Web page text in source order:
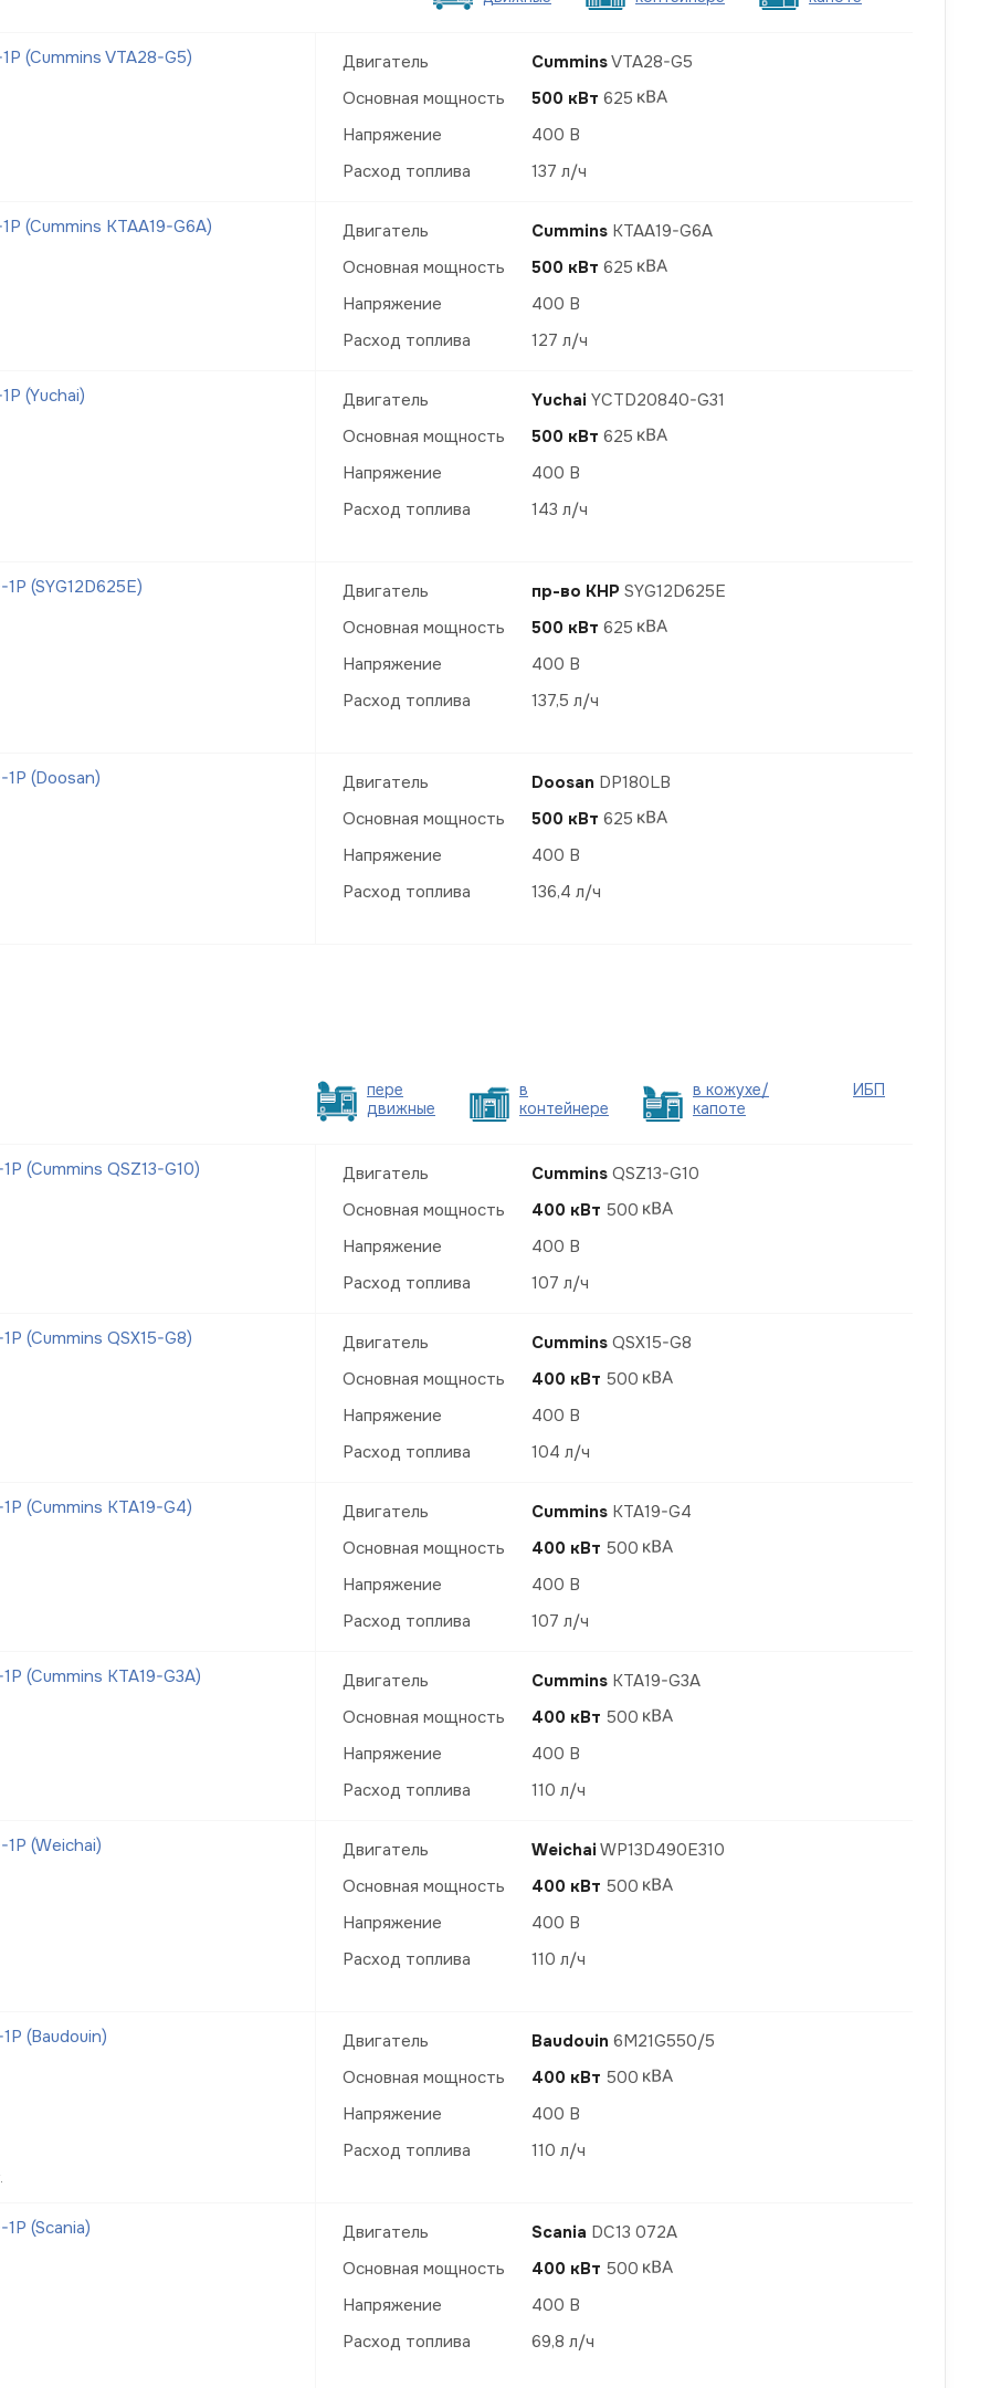
(Cummins VTA28-G5) Двигатель CumminsVTA28-G5
Основная мощность
500 кВт 625
Напряжение
400 В
Расход топлива
137 л/ч
(Cummins KTAA19-G6A) Двигатель Cummins KTAA19-G6A
Основная мощность
500 кВт 625
Напряжение
400 В
Расход топлива
127 л/ч
(Yuchai) Двигатель Yuchai YCTD20840-G31
Основная мощность
500 кВт 625
Напряжение
400 В
Расход топлива
143 л/ч
(SYG12D625E) Двигатель пр-во КНР SYG12D625E
Основная мощность
500 кВт 625
Напряжение
400 В
Расход топлива
137,5 л/ч
(Doosan) Двигатель Doosan DP180LB
Основная мощность
500 кВт 625
Напряжение
400 В
Расход топлива
136,4 л/ч
пере
движные
в
контейнере
в кожухе/
капоте
ИБП
(Cummins QSZ13-G10) Двигатель Cummins QSZ13-G10
Основная мощность
400 кВт 500
Напряжение
400 В
Расход топлива
107 л/ч
(Cummins QSX15-G8) Двигатель Cummins QSX15-G8
Основная мощность
400 кВт 500
Напряжение
400 В
Расход топлива
104 л/ч
(Cummins KTA19-G4) Двигатель Cummins KTA19-G4
Основная мощность
400 кВт 500
Напряжение
400 В
Расход топлива
107 л/ч
(Cummins KTA19-G3A) Двигатель Cummins KTA19-G3A
Основная мощность
400 кВт 500
Напряжение
400 В
Расход топлива
110 л/ч
(Weichai) Двигатель Weichai WP13D490E310
Основная мощность
400 кВт 500
Напряжение
400 В
Расход топлива
110 л/ч
(Baudouin) Двигатель Baudouin 6M21G550/5
Основная мощность
400 кВт 500
Напряжение
400 В
Расход топлива
110 л/ч
(Scania) Двигатель Scania DC13 072A
Основная мощность
400 кВт 500
Напряжение
400 В
Расход топлива
69,8 л/ч